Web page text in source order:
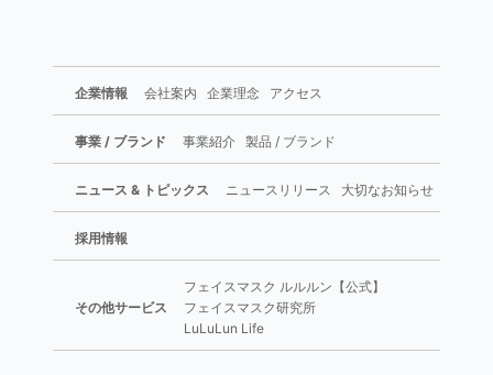
企業情報 会社案内 企業理念 アクセス
事業 / ブランド 事業紹介 製品 / ブランド
ニュース & トピックス ニュースリリース 大切なお知らせ
採用情報
その他サービス
フェイスマスク ルルルン【公式】
フェイスマスク研究所
LuLuLun Life